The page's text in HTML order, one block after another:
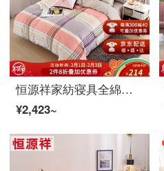
恒源祥家紡寝具全綿四点セットの純綿斜紋プリント1.5メートル/1.8メートルベッドの上に四点セットのプラハ-赤1.5/1.8メートルベッドの通用布団カバー200*230 cm
¥2,423~